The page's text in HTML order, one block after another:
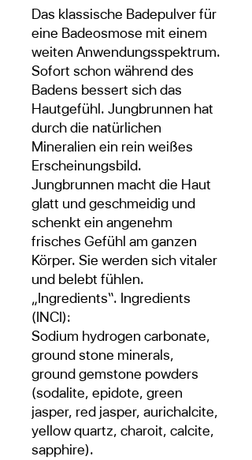
Das klassische Badepulver für
eine Badeosmose mit einem
weiten Anwendungsspektrum.
Sofort schon während des
Badens bessert sich das
Hautgefühl. Jungbrunnen hat
durch die natürlichen
Mineralien ein rein weißes
Erscheinungsbild.
Jungbrunnen macht die Haut
glatt und geschmeidig und
schenkt ein angenehm
frisches Gefühl am ganzen
Körper. Sie werden sich vitaler
und belebt fühlen.
„Ingredients“. Ingredients
(INCI):
Sodium hydrogen carbonate,
ground stone minerals,
ground gemstone powders
(sodalite, epidote, green
jasper, red jasper, aurichalcite,
yellow quartz, charoit, calcite,
sapphire).